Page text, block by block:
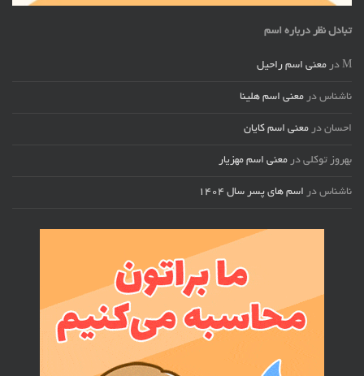
تبادل نظر درباره اسم
M در معنی اسم راحیل
ناشناس در معنی اسم هلینا
احسان در معنی اسم کایان
بهروز توکلی در معنی اسم مهزیار
ناشناس در اسم های پسر سال ۱۴۰۴